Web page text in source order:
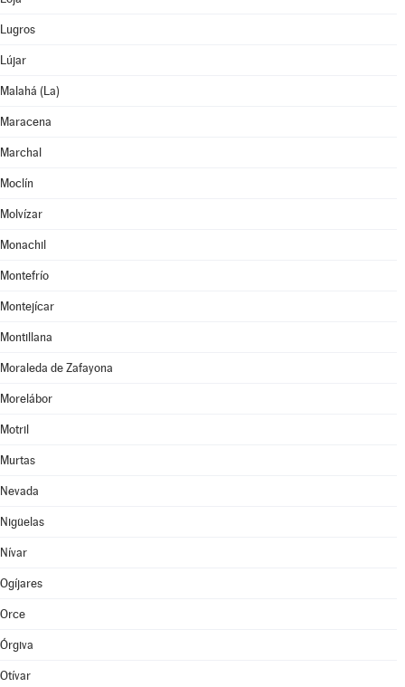
Lugros
Lújar
Malahá (La)
Maracena
Marchal
Moclín
Molvízar
Monachil
Montefrío
Montejícar
Montillana
Moraleda de Zafayona
Morelábor
Motril
Murtas
Nevada
Nigüelas
Nívar
Ogíjares
Orce
Órgiva
Otívar